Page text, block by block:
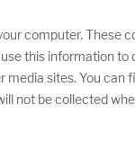
computer. These
this information
media sites. You
not be collected